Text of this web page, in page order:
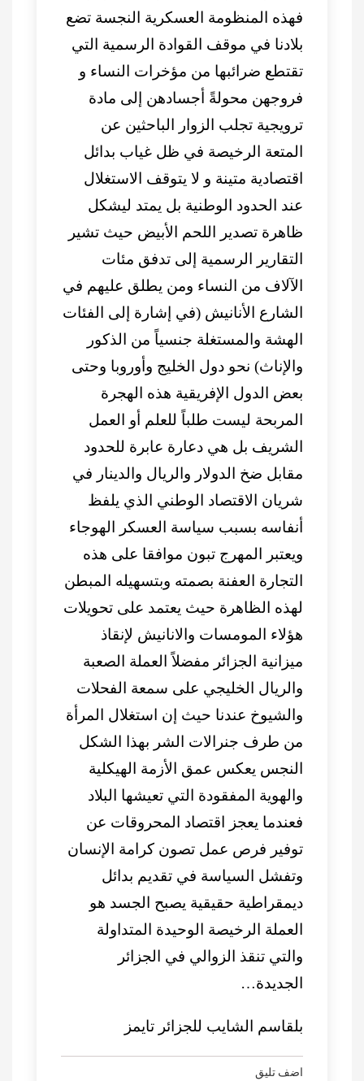
فهذه المنظومة العسكرية النجسة تضع
بلادنا في موقف القوادة الرسمية التي
تقتطع ضرائبها من مؤخرات النساء و
فروجهن محولةً أجسادهن إلى مادة
ترويجية تجلب الزوار الباحثين عن
المتعة الرخيصة في ظل غياب بدائل
اقتصادية متينة و لا يتوقف الاستغلال
عند الحدود الوطنية بل يمتد ليشكل
ظاهرة تصدير اللحم الأبيض حيث تشير
التقارير الرسمية إلى تدفق مئات
الآلاف من النساء ومن يطلق عليهم في
الشارع الأنانيش (في إشارة إلى الفئات
الهشة والمستغلة جنسياً من الذكور
والإناث) نحو دول الخليج وأوروبا وحتى
بعض الدول الإفريقية هذه الهجرة
المربحة ليست طلباً للعلم أو العمل
الشريف بل هي دعارة عابرة للحدود
مقابل ضخ الدولار والريال والدينار في
شريان الاقتصاد الوطني الذي يلفظ
أنفاسه بسبب سياسة العسكر الهوجاء
ويعتبر المهرج تبون موافقا على هذه
التجارة العفنة بصمته وبتسهيله المبطن
لهذه الظاهرة حيث يعتمد على تحويلات
هؤلاء المومسات والانانيش لإنقاذ
ميزانية الجزائر مفضلاً العملة الصعبة
والريال الخليجي على سمعة الفحلات
والشيوخ عندنا حيث إن استغلال المرأة
من طرف جنرالات الشر بهذا الشكل
النجس يعكس عمق الأزمة الهيكلية
والهوية المفقودة التي تعيشها البلاد
فعندما يعجز اقتصاد المحروقات عن
توفير فرص عمل تصون كرامة الإنسان
وتفشل السياسة في تقديم بدائل
ديمقراطية حقيقية يصبح الجسد هو
العملة الرخيصة الوحيدة المتداولة
والتي تنقذ الزوالي في الجزائر
الجديدة…
بلقاسم الشايب للجزائر تايمز
اضف تليق